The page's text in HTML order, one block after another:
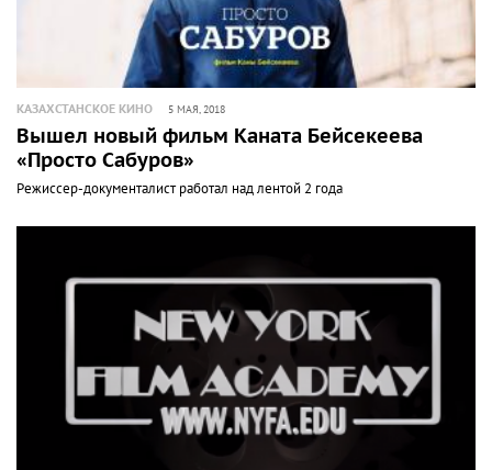
КАЗАХСТАНСКОЕ КИНО 5 МАЯ, 2018
Вышел новый фильм Каната Бейсекеева
«Просто Сабуров»
Режиссер-документалист работал над лентой 2 года